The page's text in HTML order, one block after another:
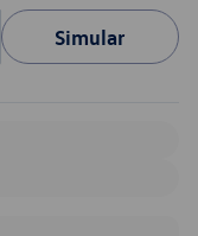
Simular